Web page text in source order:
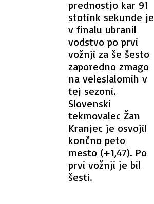
prednostjo kar 91
stotink sekunde je
v finalu ubranil
vodstvo po prvi
vožnji za še šesto
zaporedno zmago
na veleslalomih v
tej sezoni.
Slovenski
tekmovalec Žan
Kranjec je osvojil
končno peto
mesto (+1,47). Po
prvi vožnji je bil
šesti.